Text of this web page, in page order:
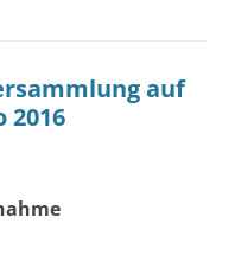
auf
2016